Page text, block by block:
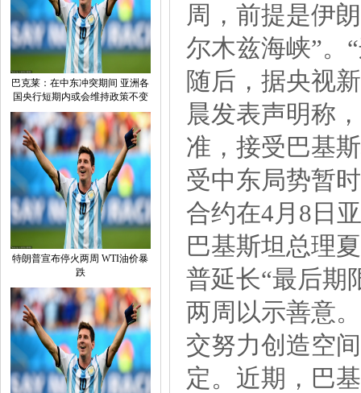
巴克莱：在中东冲突期间亚洲各
国央行短期内或会维持政策不变
特朗普宣布停火两周WTI油价暴
跌
周，前提是伊
尔木兹海峡”。
随后，据央视
晨发表声明称
准，接受巴基
受中东局势暂
合约在4月8日
巴基斯坦总理
普延长“最后期
两周以示善意
交努力创造空
定。近期，巴